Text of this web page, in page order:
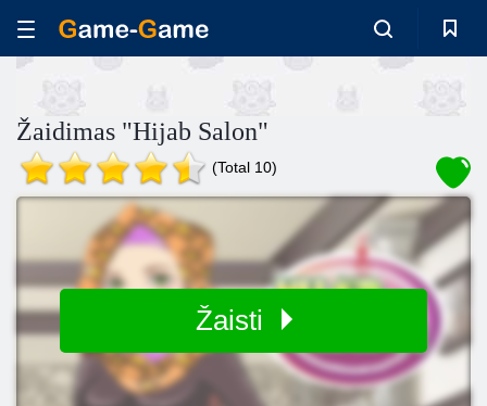
Žaidimas "Hijab Salon"
(Total 10)
Žaisti